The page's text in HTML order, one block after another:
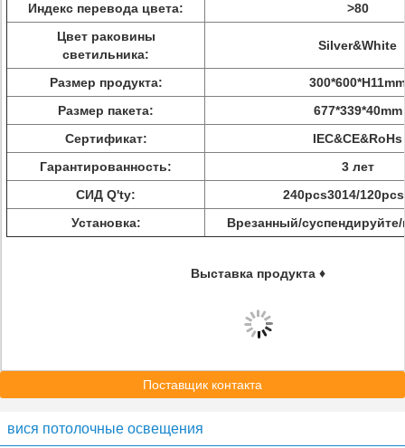
Индекс перевода цвета:
>80
Цвет раковины
светильника:
Silver&White
Размер продукта:
300*600*H11mm
Размер пакета:
677*339*40mm
Сертификат:
IEC&CE&RoHs
Гарантированность:
3 лет
СИД Q'ty:
240pcs3014/
Установка:
Врезанный/
Выставка продукта ♦
Поставщик контакта
вися потолочные освещения